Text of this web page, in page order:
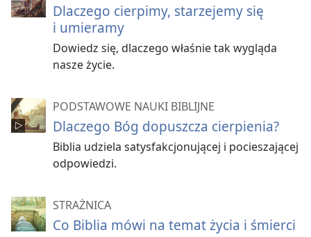
Dlaczego cierpimy, starzejemy się
i umieramy
Dowiedz się, dlaczego właśnie tak wygląda
nasze życie.
PODSTAWOWE NAUKI BIBLIJNE
Dlaczego Bóg dopuszcza cierpienia?
Biblia udziela satysfakcjonującej i pocieszającej
odpowiedzi.
STRAŻNICA
Co Biblia mówi na temat życia i śmierci